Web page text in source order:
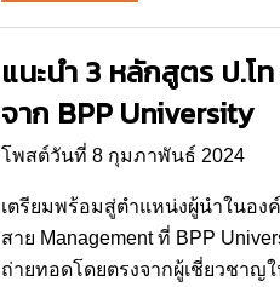
แนะนำ 3 หลักสูตร ป.โ
จาก BPP University
โพสต์วันที่ 8 กุมภาพันธ์ 2024
เตรียมพร้อมสู่ตำแหน่งผู้นำในอ
สาย Management ที่ BPP
ถ่ายทอดโดยตรงจากผู้เชี่ยวชาญ